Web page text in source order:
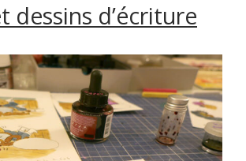
dessins d’écriture